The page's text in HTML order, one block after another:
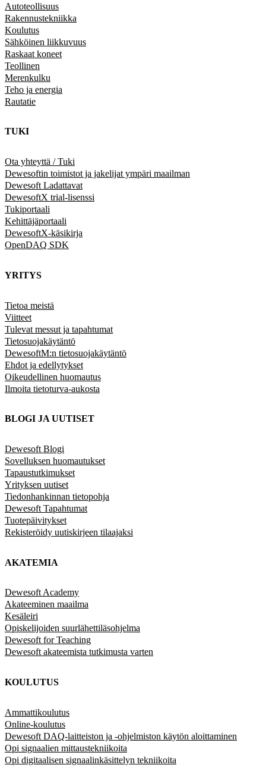
Autoteollisuus
Rakennustekniikka
Koulutus
Sähköinen liikkuvuus
Raskaat koneet
Teollinen
Merenkulku
Teho ja energia
Rautatie
TUKI
Ota yhteyttä / Tuki
Dewesoftin toimistot ja jakelijat ympäri maailman
Dewesoft Ladattavat
DewesoftX trial-lisenssi
Tukiportaali
Kehittäjäportaali
DewesoftX-käsikirja
OpenDAQ SDK
YRITYS
Tietoa meistä
Viitteet
Tulevat messut ja tapahtumat
Tietosuojakäytäntö
DewesoftM:n tietosuojakäytäntö
Ehdot ja edellytykset
Oikeudellinen huomautus
Ilmoita tietoturva-aukosta
BLOGI JA UUTISET
Dewesoft Blogi
Sovelluksen huomautukset
Tapaustutkimukset
Yrityksen uutiset
Tiedonhankinnan tietopohja
Dewesoft Tapahtumat
Tuotepäivitykset
Rekisteröidy uutiskirjeen tilaajaksi
AKATEMIA
Dewesoft Academy
Akateeminen maailma
Kesäleiri
Opiskelijoiden suurlähettiläsohjelma
Dewesoft for Teaching
Dewesoft akateemista tutkimusta varten
KOULUTUS
Ammattikoulutus
Online-koulutus
Dewesoft DAQ-laitteiston ja -ohjelmiston käytön aloittaminen
Opi signaalien mittaustekniikoita
Opi digitaalisen signaalinkäsittelyn tekniikoita